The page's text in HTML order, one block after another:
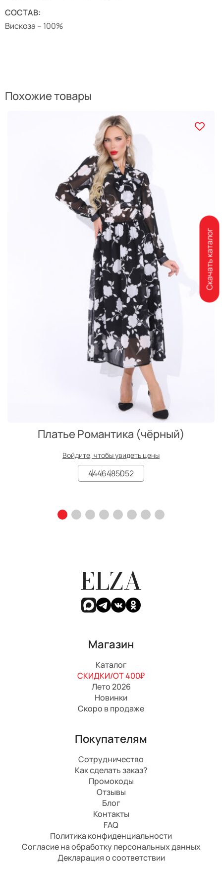
СОСТАВ:
Вискоза – 100%
Похожие товары
Платье Романтика (чёрный)
Войдите, чтобы увидеть цены
4446485052
ELZA
Магазин
Каталог
СКИДКИ/ОТ 400₽
Лето 2026
Новинки
Скоро в продаже
Покупателям
Сотрудничество
Как сделать заказ?
Промокоды
Отзывы
Блог
Контакты
FAQ
Политика конфиденциальности
Согласие на обработку персональных данных
Декларация о соответствии
Скачать каталог